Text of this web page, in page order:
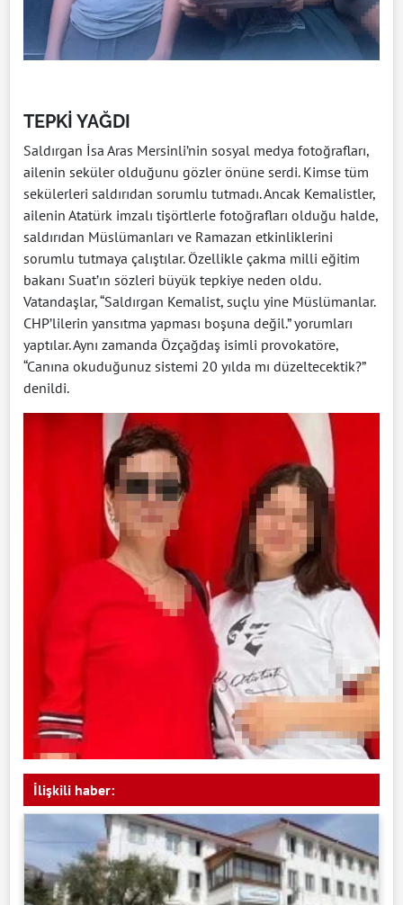
TEPKİ YAĞDI
Saldırgan İsa Aras Mersinli’nin sosyal medya fotoğrafları,
ailenin seküler olduğunu gözler önüne serdi. Kimse tüm
sekülerleri saldırıdan sorumlu tutmadı. Ancak Kemalistler,
ailenin Atatürk imzalı tişörtlerle fotoğrafları olduğu halde,
saldırıdan Müslümanları ve Ramazan etkinliklerini
sorumlu tutmaya çalıştılar. Özellikle çakma milli eğitim
bakanı Suat’ın sözleri büyük tepkiye neden oldu.
Vatandaşlar, “Saldırgan Kemalist, suçlu yine Müslümanlar.
CHP’lilerin yansıtma yapması boşuna değil.” yorumları
yaptılar. Aynı zamanda Özçağdaş isimli provokatöre,
“Canına okuduğunuz sistemi 20 yılda mı düzeltecektik?”
denildi.
İlişkili haber: